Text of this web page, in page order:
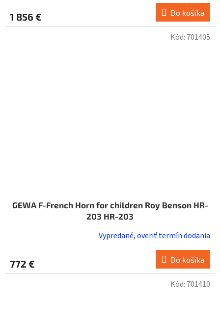
1 856 € Do košíka
GEWA F-French Horn for children Roy Benson HR-
203 HR-203
Vypredané, overiť termín dodania
772 € Do košíka
Kód: 701405
Kód: 701410